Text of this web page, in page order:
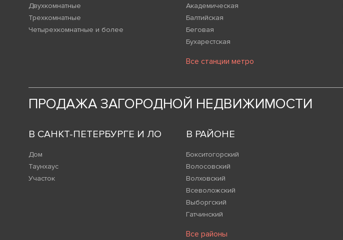
Двухкомнатные
Трехкомнатные
Четырехкомнатные и более
Академическая
Балтийская
Беговая
Бухарестская
Все станции метро
ПРОДАЖА ЗАГОРОДНОЙ НЕДВИЖИМОСТИ
В САНКТ-ПЕТЕРБУРГЕ И ЛО
Дом
Таунхаус
Участок
В РАЙОНЕ
Бокситогорский
Волосовский
Волховский
Всеволожский
Выборгский
Гатчинский
Все районы